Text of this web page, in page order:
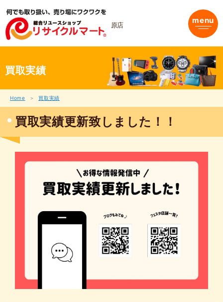
ス
原店 menu
買取実績
Home 買取実績
買取実績更新致しました！！